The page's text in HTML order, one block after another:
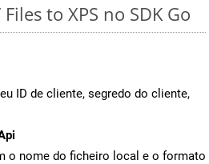
to XPS no SDK Go
ID de cliente, segredo do cliente,
o nome do ficheiro local e o formato